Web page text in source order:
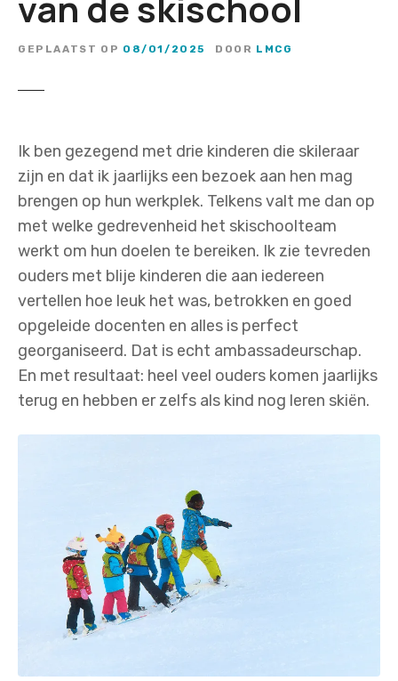
GEPLAATST OP 08/01/2025 DOOR LMCG
Ik ben gezegend met drie kinderen die skileraar
zijn en dat ik jaarlijks een bezoek aan hen mag
brengen op hun werkplek. Telkens valt me dan op
met welke gedrevenheid het skischoolteam
werkt om hun doelen te bereiken. Ik zie tevreden
ouders met blije kinderen die aan iedereen
vertellen hoe leuk het was, betrokken en goed
opgeleide docenten en alles is perfect
georganiseerd. Dat is echt ambassadeurschap.
En met resultaat: heel veel ouders komen jaarlijks
terug en hebben er zelfs als kind nog leren skiën.